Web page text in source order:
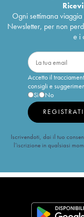
Ogni settimana
Newsletter, per non
e i
Accetto il
consigli e
Sì
No
REGISTRATI
Iscrivendoti, dai il tuo
l’iscrizione in qualsiasi